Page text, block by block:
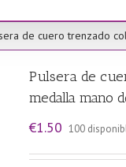
de cuero trenzado
Pulsera de
medalla mano
€1.50 100